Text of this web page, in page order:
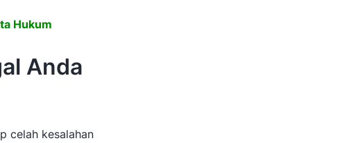
Hukum
Anda
celah kesalahan